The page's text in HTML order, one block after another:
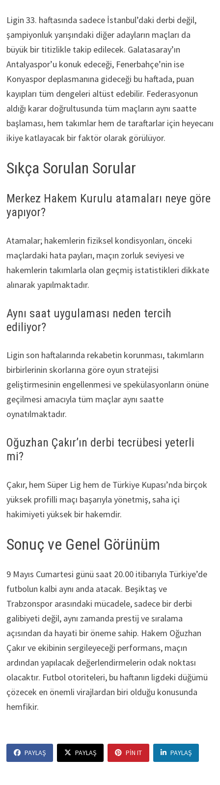
Ligin 33. haftasında sadece İstanbul’daki derbi değil,
şampiyonluk yarışındaki diğer adayların maçları da
büyük bir titizlikle takip edilecek. Galatasaray’ın
Antalyaspor’u konuk edeceği, Fenerbahçe’nin ise
Konyaspor deplasmanına gideceği bu haftada, puan
kayıpları tüm dengeleri altüst edebilir. Federasyonun
aldığı karar doğrultusunda tüm maçların aynı saatte
başlaması, hem takımlar hem de taraftarlar için heyecanı
ikiye katlayacak bir faktör olarak görülüyor.
Sıkça Sorulan Sorular
Merkez Hakem Kurulu atamaları neye göre
yapıyor?
Atamalar; hakemlerin fiziksel kondisyonları, önceki
maçlardaki hata payları, maçın zorluk seviyesi ve
hakemlerin takımlarla olan geçmiş istatistikleri dikkate
alınarak yapılmaktadır.
Aynı saat uygulaması neden tercih
ediliyor?
Ligin son haftalarında rekabetin korunması, takımların
birbirlerinin skorlarına göre oyun stratejisi
geliştirmesinin engellenmesi ve spekülasyonların önüne
geçilmesi amacıyla tüm maçlar aynı saatte
oynatılmaktadır.
Oğuzhan Çakır’ın derbi tecrübesi yeterli
mi?
Çakır, hem Süper Lig hem de Türkiye Kupası’nda birçok
yüksek profilli maçı başarıyla yönetmiş, saha içi
hakimiyeti yüksek bir hakemdir.
Sonuç ve Genel Görünüm
9 Mayıs Cumartesi günü saat 20.00 itibarıyla Türkiye’de
futbolun kalbi aynı anda atacak. Beşiktaş ve
Trabzonspor arasındaki mücadele, sadece bir derbi
galibiyeti değil, aynı zamanda prestij ve sıralama
açısından da hayati bir öneme sahip. Hakem Oğuzhan
Çakır ve ekibinin sergileyeceği performans, maçın
ardından yapılacak değerlendirmelerin odak noktası
olacaktır. Futbol otoriteleri, bu haftanın ligdeki düğümü
çözecek en önemli virajlardan biri olduğu konusunda
hemfikir.
PAYLAŞ PAYLAŞ PIN IT PAYLAŞ